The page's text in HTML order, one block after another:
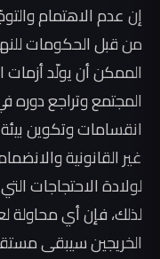
إن عدم الاهتمام
من قبل الحكومات
الممكن أن يولّد أزمات
المجتمع وتراجع دوره
انقسامات وتكوين
غير القانونية
لولادة الاحتجاجات
لذلك، فإن أي محاولة
الخريجين سيبقى